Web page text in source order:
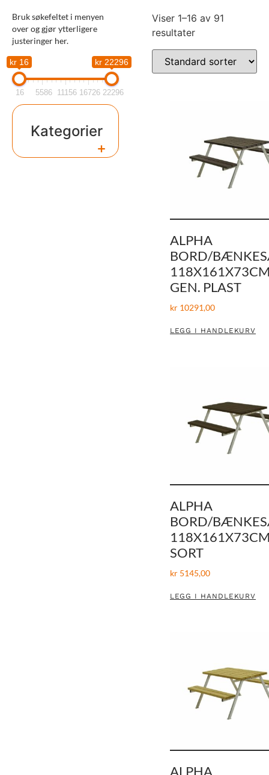
Bruk søkefeltet i menyen
over og gjør ytterligere
justeringer her.
kr 16 kr 22296
16 5586 11156 16726 22296
Kategorier
+
Viser 1–16 av 91
resultater
ALPHA
BORD/
GEN. PLAST
kr10291,00
LEGG I HANDLEKURV
ALPHA
BORD/
SORT
kr5145,00
LEGG I HANDLEKURV
ALPHA